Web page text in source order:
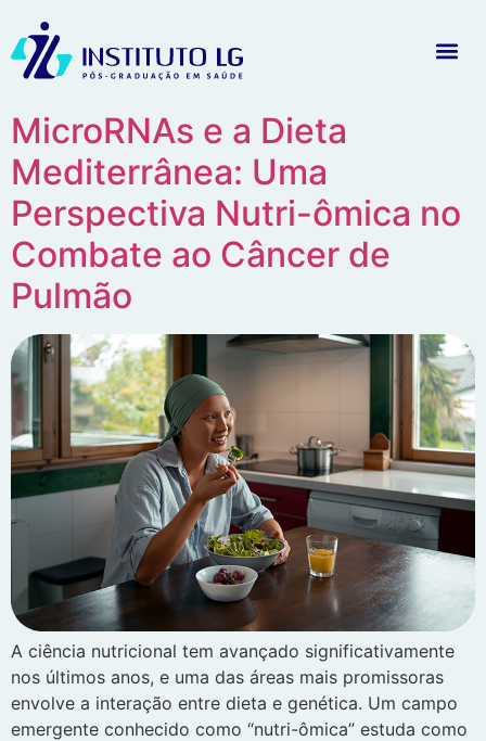
MicroRNAs e a Dieta
Mediterrânea: Uma
Perspectiva Nutri-ômica no
Combate ao Câncer de
Pulmão
A ciência nutricional tem avançado significativamente
nos últimos anos, e uma das áreas mais promissoras
envolve a interação entre dieta e genética. Um campo
emergente conhecido como “nutri-ômica” estuda como